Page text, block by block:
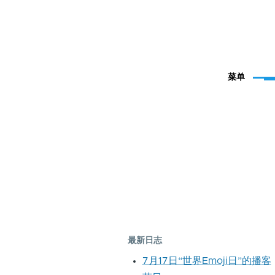
菜单
最新日志
7月17日“世界Emoji日”的播客